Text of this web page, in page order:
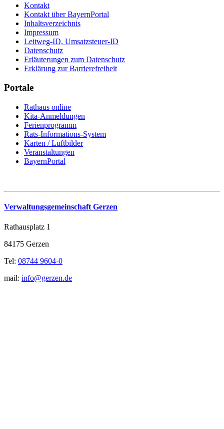
Kontakt
Kontakt über BayernPortal
Inhaltsverzeichnis
Impressum
Leitweg-ID, Umsatzsteuer-ID
Datenschutz
Erläuterungen zum Datenschutz
Erklärung zur Barrierefreiheit
Portale
Rathaus online
Kita-Anmeldungen
Ferienprogramm
Rats-Informations-System
Karten / Luftbilder
Veranstaltungen
BayernPortal
Verwaltungsgemeinschaft Gerzen
Rathausplatz 1
84175 Gerzen
Tel: 08744 9604-0
mail: info@gerzen.de